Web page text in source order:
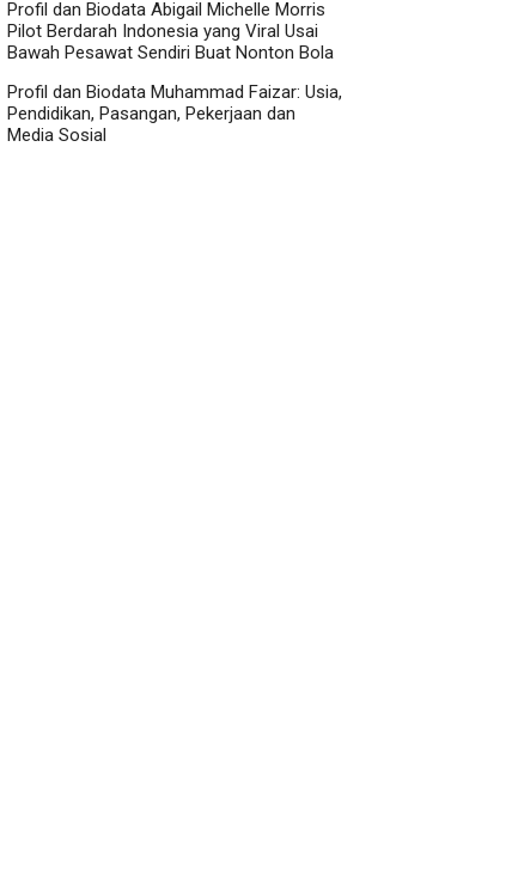
Profil dan Biodata Abigail Michelle Morris
Pilot Berdarah Indonesia yang Viral Usai
Bawah Pesawat Sendiri Buat Nonton Bola
Profil dan Biodata Muhammad Faizar: Usia,
Pendidikan, Pasangan, Pekerjaan dan
Media Sosial